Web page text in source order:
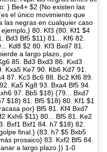
} Be4+ $2 {No existen las
el único movimiento que
las negras en cualquier caso
80. Kf3 (80. Kf1 $4
Bd3 Bf5 $11) 81... Kf6 82.
Kd8 $2 80. Kf3 Bxd7 81.
a largo plazo, por
85. Bd3 Bxd3 86. Kxd3
Kxa5 Ke7 90. Kb6 Kd7 91.
87. Kc3 Bc6 88. Bc2 Kf6 89.
Ka5 Kg8 93. Bxa4 Bf5 94.
97. Bb5 $18) (79... Bxd7
$18) 81. Bf5 $18) 80. Kf1 $1
por} Bf5 81. Kf4 Bxd7
Kxh6 $11) 80... Bf5 81. Ke2
Bxf1 Bxf1 84. h7 $18) 82.
final.} (83. h7 $5 Bxb5
prosaico} 83. Kxf2 Bf5 84.
a largo plazo.}) 1-0